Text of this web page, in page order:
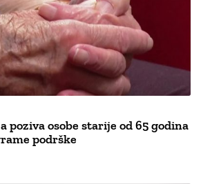
poziva osobe starije od 65 godina
podrške